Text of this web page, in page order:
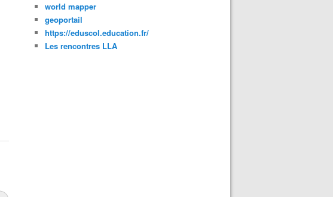
world mapper
geoportail
https://eduscol.education.fr/
Les rencontres LLA